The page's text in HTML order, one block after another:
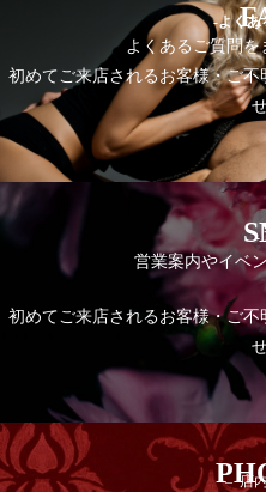
-よくあ
よくあるご質問を
初めてご来店されるお客様・ご
-
営業案内やイベ
初めてご来店されるお客様・ご
– 店